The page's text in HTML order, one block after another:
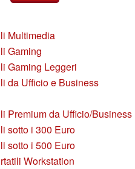
Multimedia
Gaming
Gaming Leggeri
da Ufficio e Business
Premium da Ufficio/Business
sotto i 300 Euro
sotto i 500 Euro
Workstation